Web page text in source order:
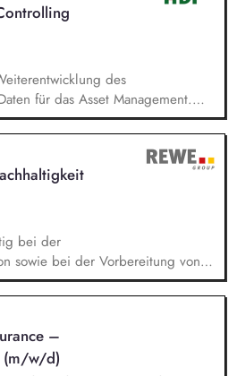
naturbezogene Auswirkungen,
entlang unserer gesamten
daraus wirksame Maßnahmen
Du definierst klare Ziele,
und setzt diese in enger
Fachbereichen
des
für das Asset Management.
der täglichen ESG-
von Auffälligkeiten. Erstellung und
für die Kapitalanlage
Erstellung von Kunden-Reports auf
Unterstützung bei regulatorischen
Analyse und Research im ESG-
bei der
sowie bei der Vorbereitung von
Du unterstützt
und Durchführung von Projekten im
der Mitarbeit im Rahmen der
Mitwirkung bei der Planung
(z.B. durch
–
(m/w/d)